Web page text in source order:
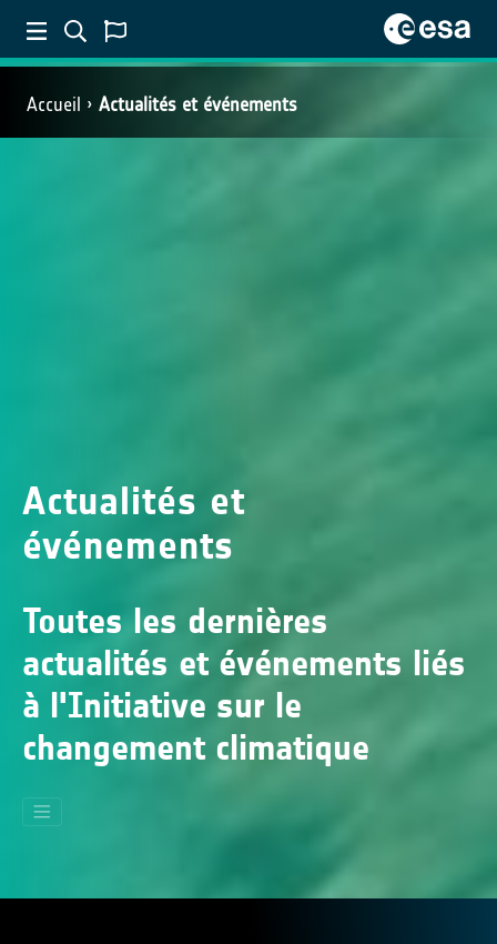
Accueil Actualités et événements
Actualités et
événements
Toutes les dernières
actualités et événements liés
à l'Initiative sur le
changement climatique